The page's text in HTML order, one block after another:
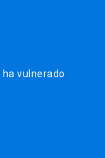
vulnerado